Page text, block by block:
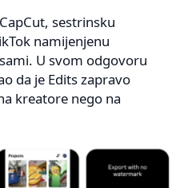
sestrinsku
namijenjenu
U svom odgovoru
da je Edits zapravo
kreatore nego na